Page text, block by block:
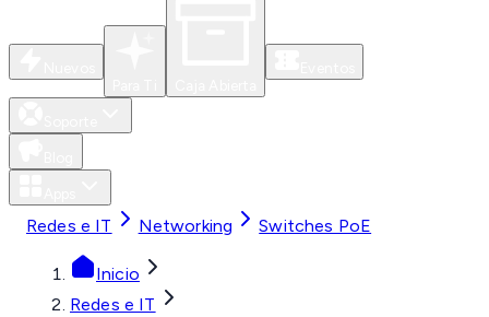
Redes e IT Networking Switches PoE
Inicio
Redes e IT